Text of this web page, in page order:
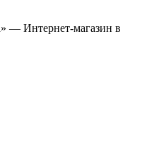
— Интернет-магазин в